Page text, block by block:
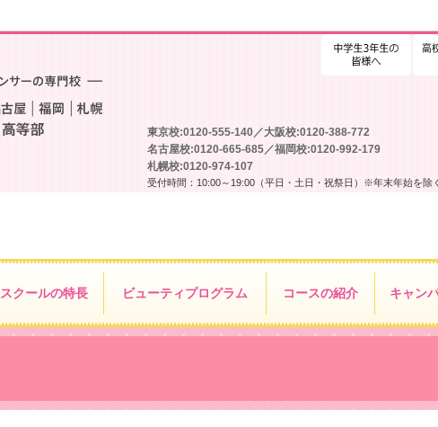
高
東京校:0120-555-140／大阪校:0120-388-772
名古屋校:0120-665-685／福岡校:0120-992-179
札幌校:0120-974-107
受付時間：10:00～19:00（平日・土日・祝祭日）※年末年始を除
スクールの特長 ビューティプログラム コースの紹介 キャン